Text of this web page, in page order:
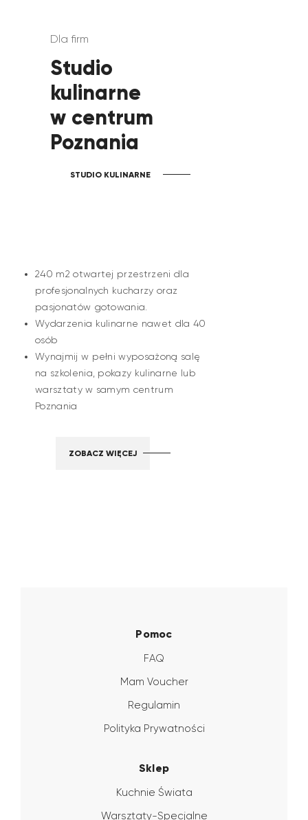
Dla firm
Studio
kulinarne
w centrum
Poznania
STUDIO KULINARNE
240 m2 otwartej przestrzeni dla
profesjonalnych kucharzy oraz
pasjonatów gotowania.
Wydarzenia kulinarne nawet dla 40
osób
Wynajmij w pełni wyposażoną salę
na szkolenia, pokazy kulinarne lub
warsztaty w samym centrum
Poznania
ZOBACZ WIĘCEJ
Pomoc
FAQ
Mam Voucher
Regulamin
Polityka Prywatności
Sklep
Kuchnie Świata
Warsztaty-Specjalne